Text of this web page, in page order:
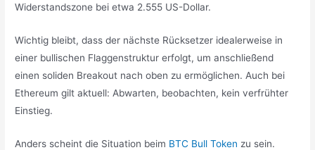
Widerstandszone bei etwa 2.555 US-Dollar.
Wichtig bleibt, dass der nächste Rücksetzer idealerweise in
einer bullischen Flaggenstruktur erfolgt, um anschließend
einen soliden Breakout nach oben zu ermöglichen. Auch bei
Ethereum gilt aktuell: Abwarten, beobachten, kein verfrühter
Einstieg.
Anders scheint die Situation beim BTC Bull Token zu sein.